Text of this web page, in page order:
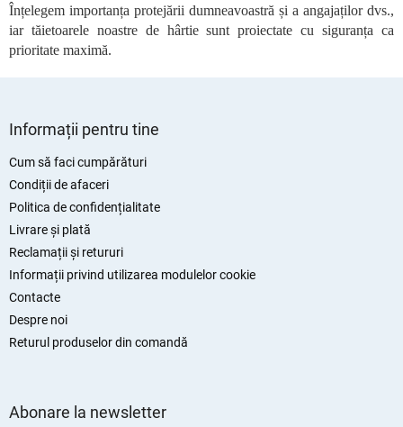
Înțelegem importanța protejării dumneavoastră și a angajaților dvs.,
iar tăietoarele noastre de hârtie sunt proiectate cu siguranța ca
prioritate maximă.
Informații pentru tine
Cum să faci cumpărături
Condiții de afaceri
Politica de confidențialitate
Livrare și plată
Reclamații și retururi
Informații privind utilizarea modulelor cookie
Contacte
Despre noi
Returul produselor din comandă
Abonare la newsletter